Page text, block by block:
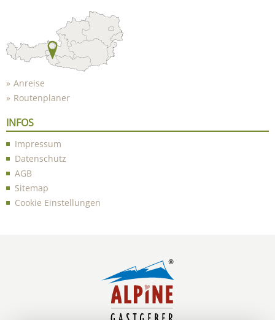
Anreise
Routenplaner
INFOS
Impressum
Datenschutz
AGB
Sitemap
Cookie Einstellungen